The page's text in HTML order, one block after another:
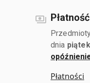
Płatność
dnia
Płatności